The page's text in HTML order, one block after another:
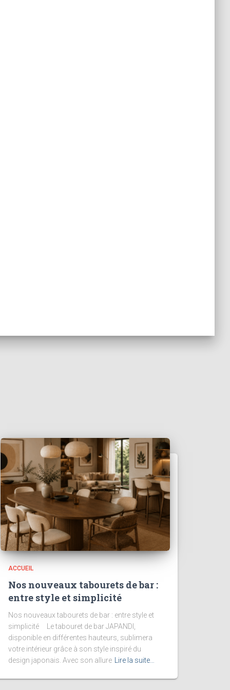
ACCUEIL
Nos nouveaux tabourets de bar :
entre style et simplicité
Nos nouveaux tabourets de bar : entre style et
simplicité Le tabouret de bar JAPANDI,
disponible en différentes hauteurs, sublimera
votre intérieur grâce à son style inspiré du
design japonais. Avec son allure
Lire la suite…